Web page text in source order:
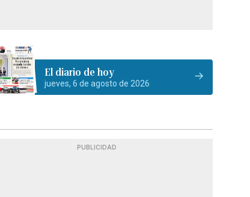
El diario de hoy
jueves, 6 de agosto de 2026
PUBLICIDAD